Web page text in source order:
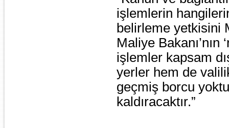
işlemlerin
belirleme yetkisini
Maliye
işlemler kapsam
yerler hem de
geçmiş borcu
kaldıracaktır.”